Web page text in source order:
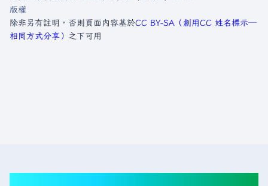
版權
除非另有註明，否則頁面內容基於CC BY-SA（創用CC 姓名標示─
相同方式分享） 之下可用